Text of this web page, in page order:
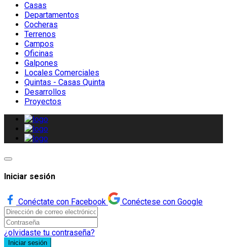
Casas
Departamentos
Cocheras
Terrenos
Campos
Oficinas
Galpones
Locales Comerciales
Quintas - Casas Quinta
Desarrollos
Proyectos
Iniciar sesión
Conéctate con Facebook Conéctese con Google
¿olvidaste tu contraseña?
Iniciar sesión